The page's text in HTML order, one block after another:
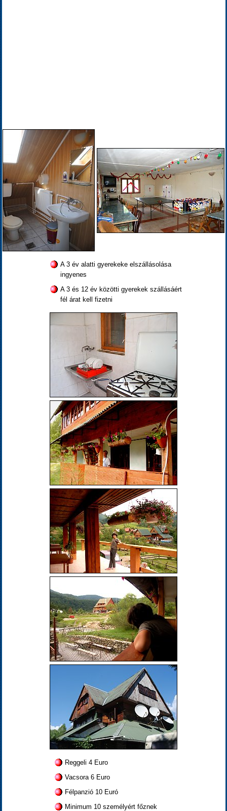
A 3 év alatti gyerekeke elszállásolása
ingyenes
A 3 és 12 év közötti gyerekek szállásáért
fél árat kell fizetni
Reggeli 4 Euro
Vacsora 6 Euro
Félpanzió 10 Euró
Minimum 10 személyért főznek